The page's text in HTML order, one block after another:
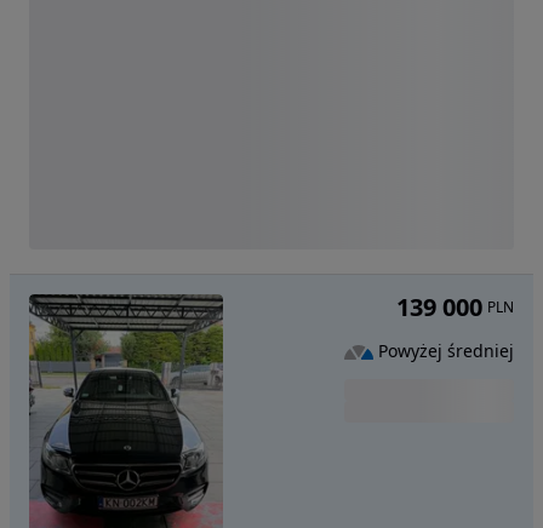
139 000 PLN
Powyżej średniej